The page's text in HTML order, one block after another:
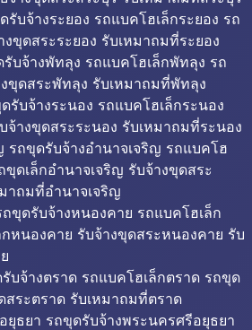
รับจ้างระยอง รถแบคโฮเล็กระยอง รถ
งขุดสระระยอง รับเหมาถมที่ระยอง
บจ้างพัทลุง รถแบคโฮเล็กพัทลุง รถ
ขุดสระพัทลุง รับเหมาถมที่พัทลุง
รับจ้างระนอง รถแบคโฮเล็กระนอง
จ้างขุดสระระนอง รับเหมาถมที่ระนอง
รถขุดรับจ้างอำนาจเจริญ รถแบคโฮ
ขุดเล็กอำนาจเจริญ รับจ้างขุดสระ
าถมที่อำนาจเจริญ
ขุดรับจ้างหนองคาย รถแบคโฮเล็ก
หนองคาย รับจ้างขุดสระหนองคาย รับ
บจ้างตราด รถแบคโฮเล็กตราด รถขุด
สระตราด รับเหมาถมที่ตราด
ยุธยา รถขุดรับจ้างพระนครศรีอยุธยา